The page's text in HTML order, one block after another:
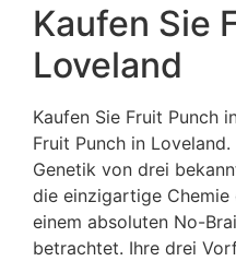
Kaufen Sie
Loveland
Kaufen Sie Fruit Punch
Fruit Punch in
Genetik von drei
die einzigartige
einem absoluten No-
betrachtet. Ihre drei